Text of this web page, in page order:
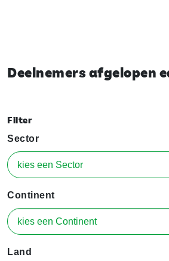
Deelnemers afgelopen
Filter
Sector
Continent
Land